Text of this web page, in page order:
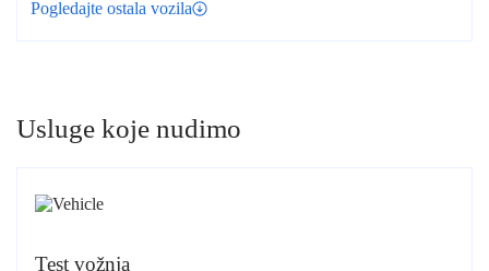
Pogledajte ostala vozila
Usluge koje nudimo
Test vožnja